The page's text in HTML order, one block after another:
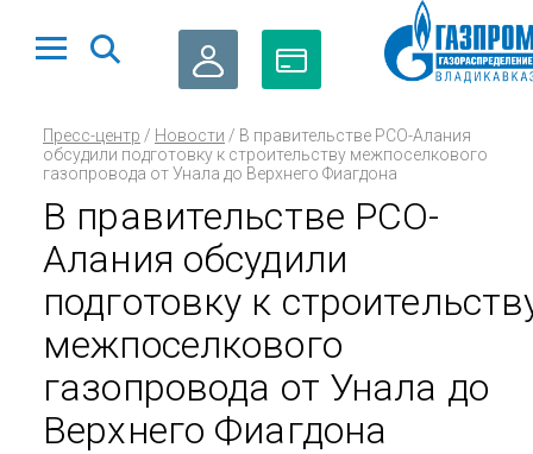
Пресс-центр / Новости / В правительстве РСО-Алания
обсудили подготовку к строительству межпоселкового
газопровода от Унала до Верхнего Фиагдона
В правительстве РСО-
Алания обсудили
подготовку к
межпоселкового
газопровода от Унала до
Верхнего Фиагдона